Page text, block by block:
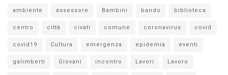
ambiente assessore Bambini bando biblioteca
centro città civati comune coronavirus covid
covid19 Cultura emergenza epidemia eventi
galimberti Giovani incontro Lavori Lavoro